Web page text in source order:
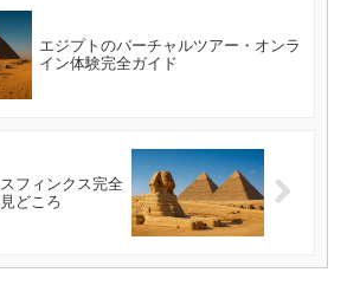
エジプトのバーチャルツアー・オンラ
イン体験完全ガイド
フィンクス完全
どころ